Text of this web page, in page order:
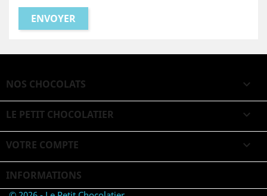
NOS CHOCOLATS 
LE PETIT CHOCOLATIER 
VOTRE COMPTE 
INFORMATIONS